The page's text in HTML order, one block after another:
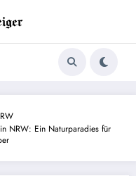
NRW: Ein Naturparadies für